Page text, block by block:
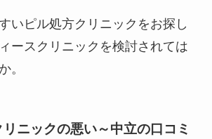
いピル処方クリニックをお探し
ースクリニックを検討されては
。
ニックの悪い～中立の口コミ